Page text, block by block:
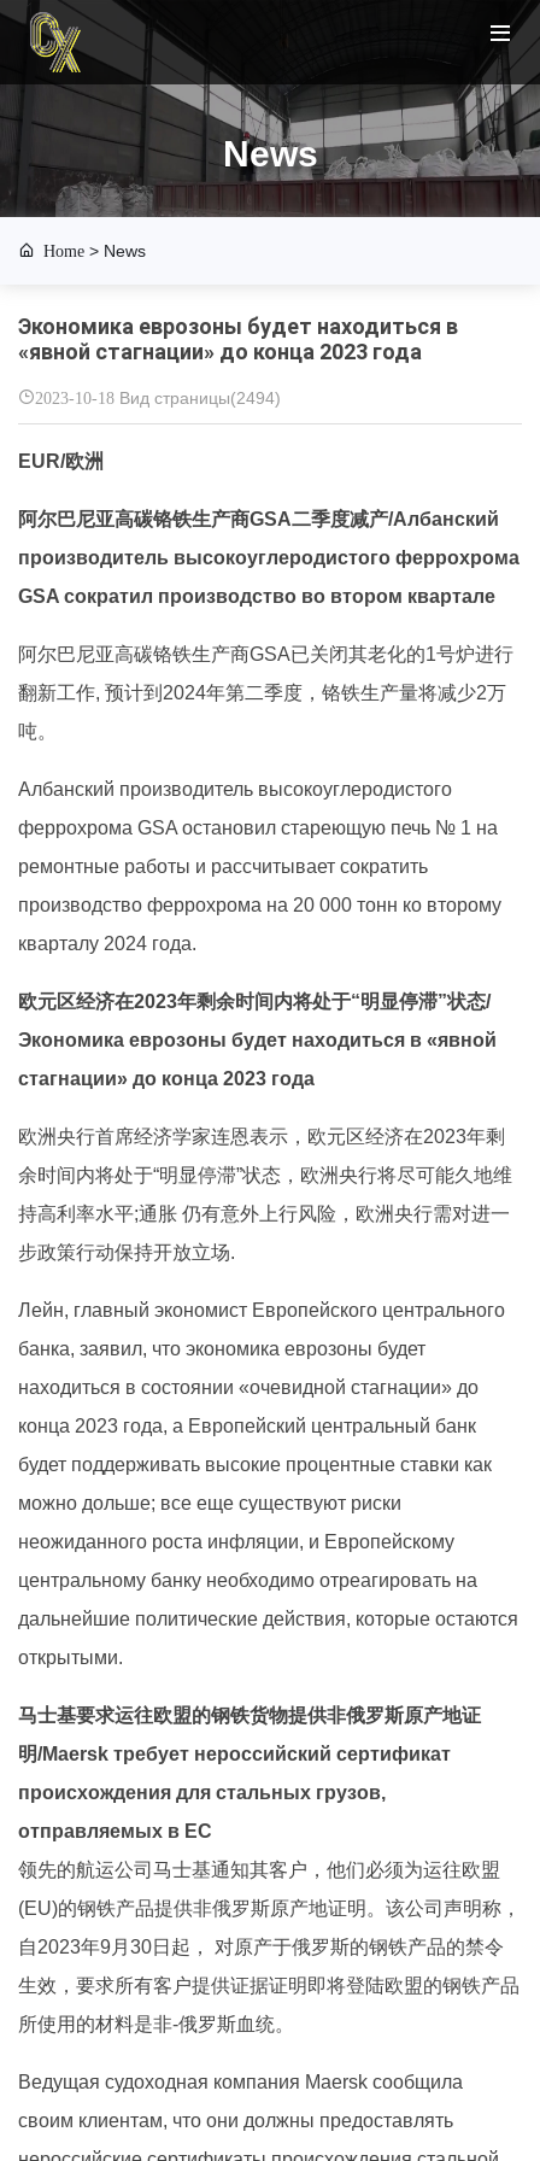
News
Home > News
Экономика еврозоны будет находиться в
«явной стагнации» до конца 2023 года
2023-10-18 Вид страницы(2494)
EUR/欧洲
阿尔巴尼亚高碳铬铁生产商GSA二季度减产/Албанский
производитель высокоуглеродистого феррохрома
GSA сократил производство во втором квартале
阿尔巴尼亚高碳铬铁生产商GSA已关闭其老化的1号炉进行
翻新工作, 预计到2024年第二季度，铬铁生产量将减少2万
吨。
Албанский производитель высокоуглеродистого
феррохрома GSA остановил стареющую печь № 1 на
ремонтные работы и рассчитывает сократить
производство феррохрома на 20 000 тонн ко второму
кварталу 2024 года.
欧元区经济在2023年剩余时间内将处于“明显停滞”状态/
Экономика еврозоны будет находиться в «явной
стагнации» до конца 2023 года
欧洲央行首席经济学家连恩表示，欧元区经济在2023年剩
余时间内将处于“明显停滞”状态，欧洲央行将尽可能久地维
持高利率水平;通胀 仍有意外上行风险，欧洲央行需对进一
步政策行动保持开放立场.
Лейн, главный экономист Европейского центрального
банка, заявил, что экономика еврозоны будет
находиться в состоянии «очевидной стагнации» до
конца 2023 года, а Европейский центральный банк
будет поддерживать высокие процентные ставки как
можно дольше; все еще существуют риски
неожиданного роста инфляции, и Европейскому
центральному банку необходимо отреагировать на
дальнейшие политические действия, которые остаются
открытыми.
马士基要求运往欧盟的钢铁货物提供非俄罗斯原产地证
明/Maersk требует нероссийский сертификат
происхождения для стальных грузов,
отправляемых в ЕС
领先的航运公司马士基通知其客户，他们必须为运往欧盟
(EU)的钢铁产品提供非俄罗斯原产地证明。该公司声明称，
自2023年9月30日起， 对原产于俄罗斯的钢铁产品的禁令
生效，要求所有客户提供证据证明即将登陆欧盟的钢铁产品
所使用的材料是非-俄罗斯血统。
Ведущая судоходная компания Maersk сообщила
своим клиентам, что они должны предоставлять